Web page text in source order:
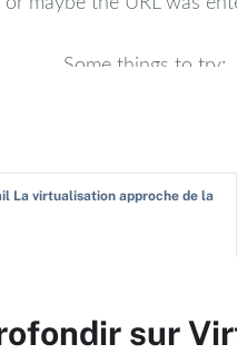
La virtualisation approche de la
sur